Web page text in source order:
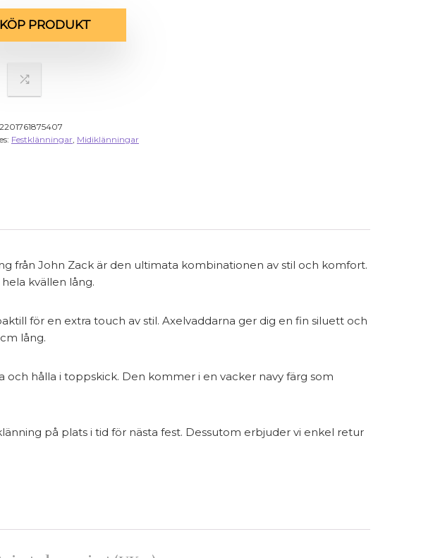
KÖP PRODUKT
Festklänningar, Midiklänningar
från John Zack är den ultimata kombinationen av stil och komfort.
kvällen lång.
för en extra touch av stil. Axelvaddarna ger dig en fin siluett och
lång.
hålla i toppskick. Den kommer i en vacker navy färg som
på plats i tid för nästa fest. Dessutom erbjuder vi enkel retur